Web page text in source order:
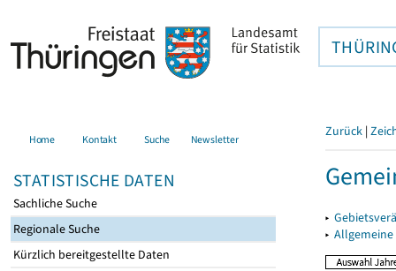
Home Kontakt Suche Newsletter
STATISTISCHE DATEN
Sachliche Suche
Regionale Suche
Kürzlich bereitgestellte Daten
Zurück |
▸
▸